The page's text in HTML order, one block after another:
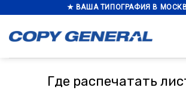
content
★ ВАША ТИПОГРАФИЯ В
Где распечатать